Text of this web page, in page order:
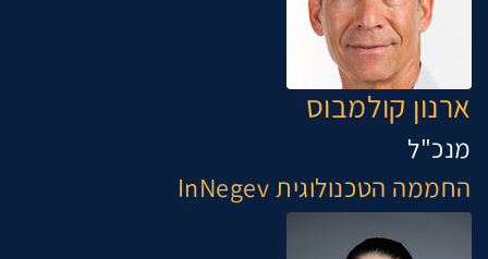
ארנון קולמבוס
מנכ"ל
החממה הטכנולוגית InNegev